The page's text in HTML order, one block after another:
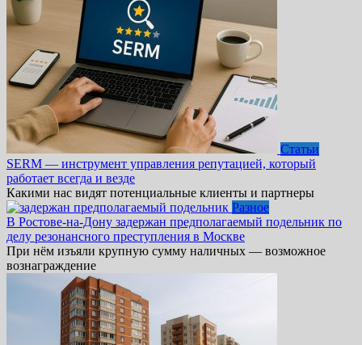
Статьи
SERM — инструмент управления репутацией, который
работает всегда и везде
Какими нас видят потенциальные клиенты и партнеры
Разное
В Ростове-на-Дону задержан предполагаемый подельник по
делу резонансного преступления в Москве
При нём изъяли крупную сумму наличных — возможное
вознаграждение